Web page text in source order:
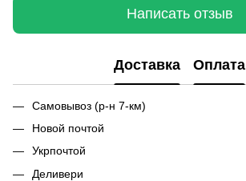
Написать отзыв
Доставка Оплата
Самовывоз (р-н 7-км)
Новой почтой
Укрпочтой
Деливери